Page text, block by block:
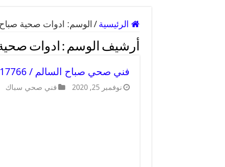
الرئيسية / الوسم: ادوات صحية صباح
أرشيف الوسم : ادوات
فني صحي صباح السالم / 66817766 / افضل فني صحي سباك بصباح السالم
نوفمبر 25, 2020 فني صحي سباك